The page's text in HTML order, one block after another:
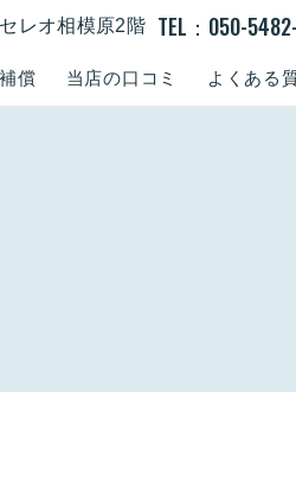
償 当店の口コミ よくある
レオ相模原2階 TEL：050-